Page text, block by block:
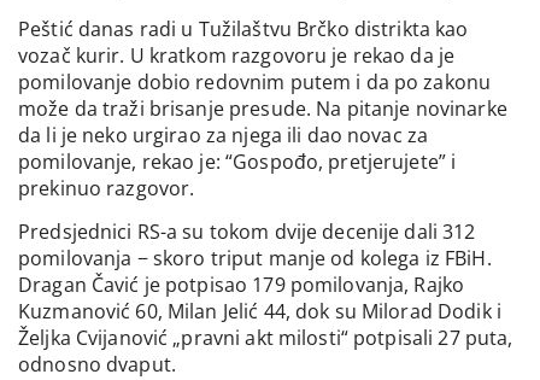
Peštić danas radi u Tužilaštvu Brčko distrikta kao
vozač kurir. U kratkom razgovoru je rekao da je
pomilovanje dobio redovnim putem i da po zakonu
može da traži brisanje presude. Na pitanje novinarke
da li je neko urgirao za njega ili dao novac za
pomilovanje, rekao je: “Gospođo, pretjerujete” i
prekinuo razgovor.
Predsjednici RS-a su tokom dvije decenije dali 312
pomilovanja − skoro triput manje od kolega iz FBiH.
Dragan Čavić je potpisao 179 pomilovanja, Rajko
Kuzmanović 60, Milan Jelić 44, dok su Milorad Dodik i
Željka Cvijanović „pravni akt milosti“ potpisali 27 puta,
odnosno dvaput.